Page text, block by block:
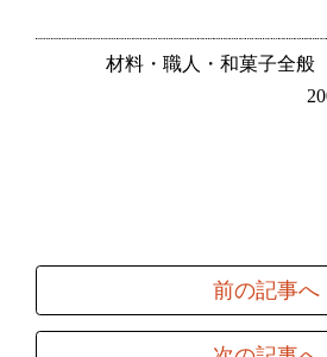
材料・職人・和菓子全般
前の記事へ